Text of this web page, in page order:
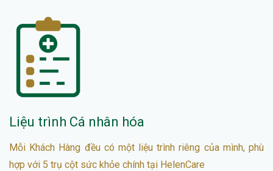
Liệu trình Cá nhân hóa
Mỗi Khách Hàng đều có một liệu trình riêng của mình, phù
hợp với 5 trụ cột sức khỏe chính tại HelenCare